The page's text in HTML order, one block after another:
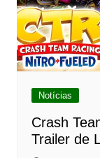
Notícias
Crash
Trailer de